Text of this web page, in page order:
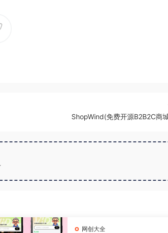
ShopWind(免费开源B2B2C商
网创大全